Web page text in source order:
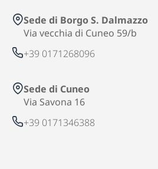
Sede di Borgo S. Dalmazzo
Via vecchia di Cuneo 59/b
+39 0171268096
Sede di Cuneo
Via Savona 16
+39 0171346388